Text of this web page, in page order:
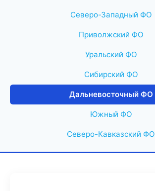
Северо-Западный ФО
Приволжский ФО
Уральский ФО
Сибирский ФО
Дальневосточный ФО
Южный ФО
Северо-Кавказский ФО